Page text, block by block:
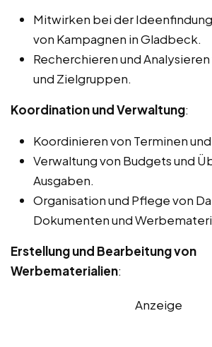
Mitwirken bei der Ideenfindung
von Kampagnen in Gladbeck.
Recherchieren und
und Zielgruppen.
Koordination und Verwaltung:
Koordinieren von Terminen
Verwaltung von Budgets und
Ausgaben.
Organisation und Pflege von
Dokumenten und
Erstellung und Bearbeitung von
Werbematerialien:
Anzeige